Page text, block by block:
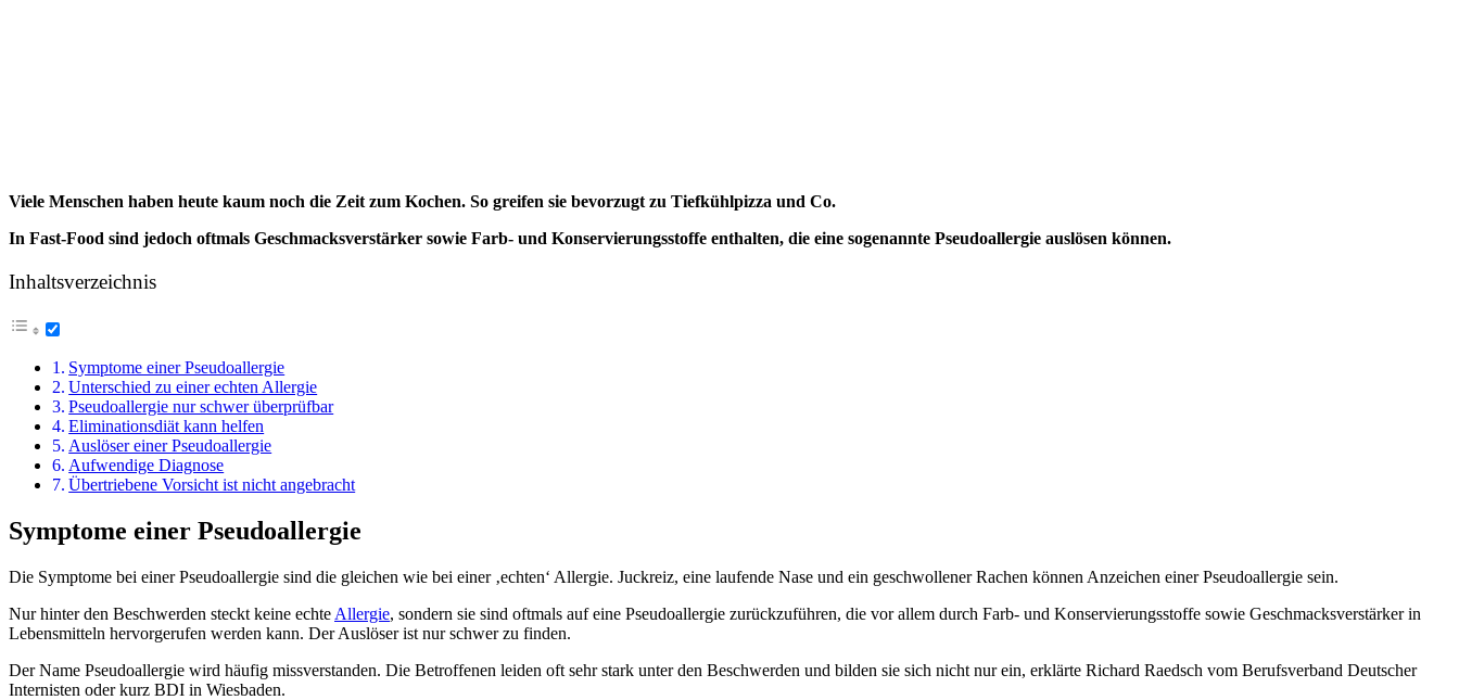
Viele Menschen haben heute kaum noch die Zeit zum Kochen. So greifen sie bevorzugt zu Tiefkühlpizza und Co.
In Fast-Food sind jedoch oftmals Geschmacksverstärker sowie Farb- und Konservierungsstoffe enthalten, die eine sogenannte Pseudoallergie auslösen können.
Inhaltsverzeichnis
Symptome einer Pseudoallergie
Unterschied zu einer echten Allergie
Pseudoallergie nur schwer überprüfbar
Eliminationsdiät kann helfen
Auslöser einer Pseudoallergie
Aufwendige Diagnose
Übertriebene Vorsicht ist nicht angebracht
Symptome einer Pseudoallergie
Die Symptome bei einer Pseudoallergie sind die gleichen wie bei einer ‚echten‘ Allergie. Juckreiz, eine laufende Nase und ein geschwollener Rachen können Anzeichen einer Pseudoallergie sein.
Nur hinter den Beschwerden steckt keine echte Allergie, sondern sie sind oftmals auf eine Pseudoallergie zurückzuführen, die vor allem durch Farb- und Konservierungsstoffe sowie Geschmacksverstärker in
Lebensmitteln hervorgerufen werden kann. Der Auslöser ist nur schwer zu finden.
Der Name Pseudoallergie wird häufig missverstanden. Die Betroffenen leiden oft sehr stark unter den Beschwerden und bilden sie sich nicht nur ein, erklärte Richard Raedsch vom Berufsverband Deutscher
Internisten oder kurz BDI in Wiesbaden.